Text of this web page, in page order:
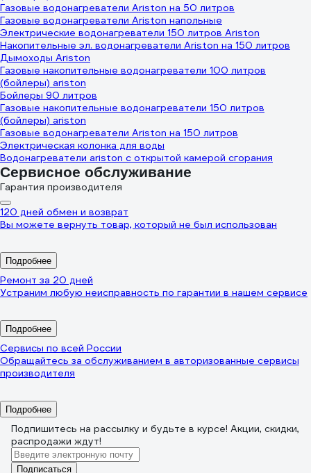
Газовые водонагреватели Ariston на 50 литров
Газовые водонагреватели Ariston напольные
Электрические водонагреватели 150 литров Ariston
Накопительные эл. водонагреватели Ariston на 150 литров
Дымоходы Ariston
Газовые накопительные водонагреватели 100 литров
(бойлеры) ariston
Бойлеры 90 литров
Газовые накопительные водонагреватели 150 литров
(бойлеры) ariston
Газовые водонагреватели Ariston на 150 литров
Электрическая колонка для воды
Водонагреватели ariston с открытой камерой сгорания
Сервисное обслуживание
Гарантия производителя
120 дней обмен и возврат
Вы можете вернуть товар, который не был использован
Подробнее
Ремонт за 20 дней
Устраним любую неисправность по гарантии в нашем сервисе
Подробнее
Сервисы по всей России
Обращайтесь за обслуживанием в авторизованные сервисы
производителя
Подробнее
Подпишитесь на рассылку и будьте в курсе! Акции, скидки,
распродажи ждут!
Подписаться